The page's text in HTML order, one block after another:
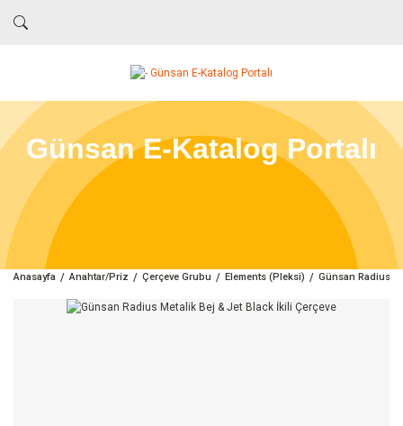
Günsan E-Katalog Portalı
Anasayfa Anahtar/Priz Çerçeve Grubu Elements (Pleksi) Günsan Radius